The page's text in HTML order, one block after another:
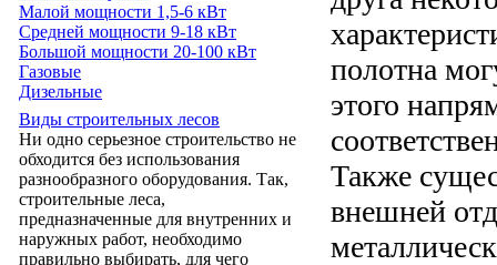
Малой мощности 1,5-6 кВт
Средней мощности 9-18 кВт
Большой мощности 20-100 кВт
Газовые
Дизельные
Виды строительных лесов
Ни одно серьезное строительство не
обходится без использования
разнообразного оборудования. Так,
строительные леса,
предназначенные для внутренних и
наружных работ, необходимо
правильно выбирать, для чего
полотна
этого
Также
внешней